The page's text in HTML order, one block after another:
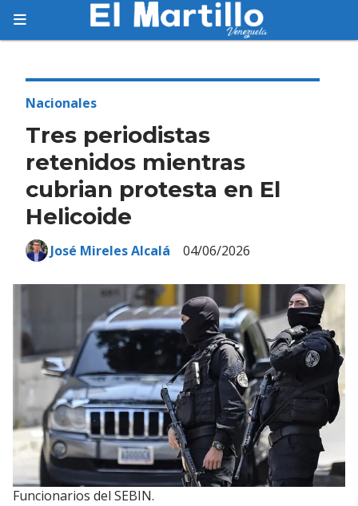
Tres periodistas
retenidos mientras
cubrian protesta en El
Helicoide
Nacionales
04/06/2026
José Mireles Alcalá
Funcionarios del SEBIN.
Suscríbete
Suscríbete a nuestro servicio gratuito de
información diaria en tu email.
Suscribirme